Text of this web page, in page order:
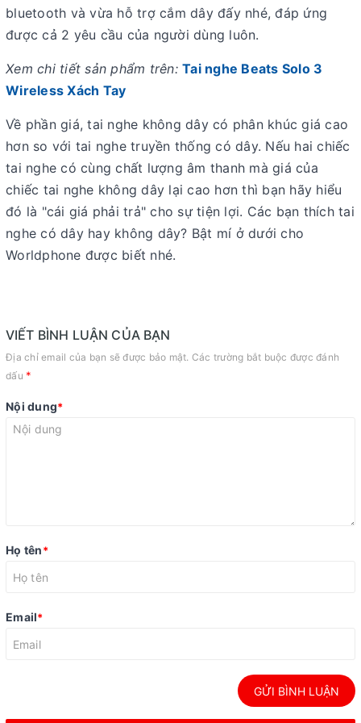
bluetooth và vừa hỗ trợ cắm dây đấy nhé, đáp ứng
được cả 2 yêu cầu của người dùng luôn.
Xem chi tiết sản phẩm trên: Tai nghe Beats Solo 3
Wireless Xách Tay
Về phần giá, tai nghe không dây có phân khúc giá cao
hơn so với tai nghe truyền thống có dây. Nếu hai chiếc
tai nghe có cùng chất lượng âm thanh mà giá của
chiếc tai nghe không dây lại cao hơn thì bạn hãy hiểu
đó là "cái giá phải trả" cho sự tiện lợi. Các bạn thích tai
nghe có dây hay không dây? Bật mí ở dưới cho
Worldphone được biết nhé.
VIẾT BÌNH LUẬN CỦA BẠN
Địa chỉ email của bạn sẽ được bảo mật. Các trường bắt buộc được đánh
dấu *
Nội dung*
Họ tên*
Email*
GỬI BÌNH LUẬN